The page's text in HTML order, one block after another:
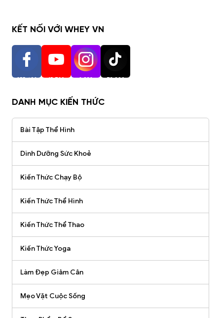
KẾT NỐI VỚI WHEY VN
255,402 15,720 2,938 73,000
DANH MỤC KIẾN THỨC
Bài Tập Thể Hình
Dinh Dưỡng Sức Khoẻ
Kiến Thức Chạy Bộ
Kiến Thức Thể Hình
Kiến Thức Thể Thao
Kiến Thức Yoga
Làm Đẹp Giảm Cân
Mẹo Vặt Cuộc Sống